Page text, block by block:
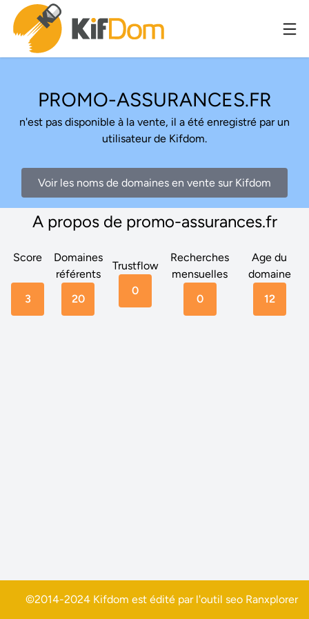
PROMO-ASSURANCES.FR
n'est pas disponible à la vente, il a été enregistré par un
utilisateur de Kifdom.
Voir les noms de domaines en vente sur Kifdom
A propos de promo-assurances.fr
Score
3
Domaines
référents
20
Trustflow
0
Recherches
mensuelles
0
Age du
domaine
12
©2014-2024 Kifdom est édité par l'outil seo Ranxplorer